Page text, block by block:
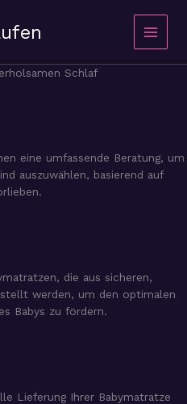
Main
Schlaf
eine umfassende Beratung, um
auszuwählen, basierend auf
die aus sicheren,
werden, um den optimalen
Babys zu fördern.
Lieferung Ihrer Babymatratze